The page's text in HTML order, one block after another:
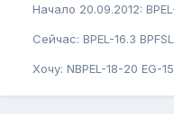
Начало 20.09.2012:
Сейчас: BPEL-16.3
Хочу: NBPEL-18-20 EG-